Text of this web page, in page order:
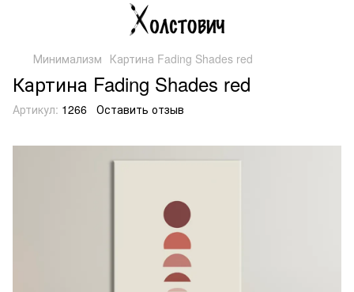
Минимализм Картина Fading Shades red
Картина Fading Shades red
Артикул: 1266 Оставить отзыв